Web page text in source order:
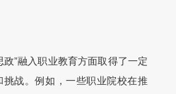
政”融入职业教育方面取得了一定
战。例如，一些职业院校在推